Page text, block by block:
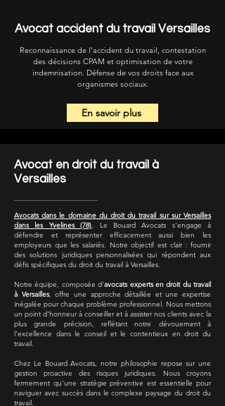
Avocat accident du travail Versailles
Reconnaissance de l'accident du travail, contestation
des décisions CPAM et optimisation de votre
indemnisation. Défense de vos droits face aux
organismes sociaux.
En savoir plus
Avocat en droit du travail à
Versailles
Avocats dans le domaine du droit du travail sur sur Versailles
dans les Yvelines (78), Le Bouard Avocats s'engage à
défendre et représenter efficacement aussi bien les
employeurs que les salariés. Notre objectif est clair : fournir
des solutions juridiques personnalisées qui répondent aux
défis spécifiques du droit du travail à Versailles.
Notre équipe, composée d'avocats experts en droit du travail
à Versailles, offre une approche détaillée et une expertise
inégalée pour chaque problème professionnel. Nous mettons
un point d'honneur à conseiller et à assister nos clients avec la
plus grande précision, reflétant notre dévouement à
l'excellence dans le conseil et le contentieux en droit du
travail.
Chez Le Bouard Avocats, notre philosophie repose sur une
gestion proactive des risques juridiques. Nous croyons
fermement qu'une stratégie préventive est essentielle pour
naviguer avec succès dans le complexe paysage du droit du
travail.